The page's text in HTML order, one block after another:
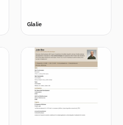
Glalie